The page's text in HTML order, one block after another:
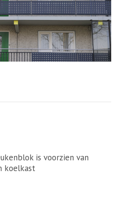
is voorzien van
koelkast